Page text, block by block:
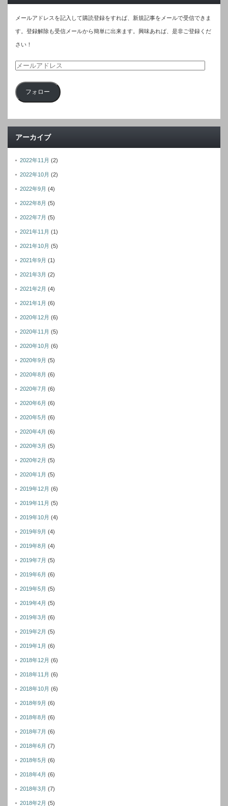
メールアドレスを記入して購読登録をすれば、新規記事をメールで受信できま
す。登録解除も受信メールから簡単に出来ます。興味あれば、是非ご登録くだ
さい！
メ
ル
ド
フォロー
アーカイブ
2022年11月 (2)
2022年10月 (2)
2022年9月 (4)
2022年8月 (5)
2022年7月 (5)
2021年11月 (1)
2021年10月 (5)
2021年9月 (1)
2021年3月 (2)
2021年2月 (4)
2021年1月 (6)
2020年12月 (6)
2020年11月 (5)
2020年10月 (6)
2020年9月 (5)
2020年8月 (6)
2020年7月 (6)
2020年6月 (6)
2020年5月 (6)
2020年4月 (6)
2020年3月 (5)
2020年2月 (5)
2020年1月 (5)
2019年12月 (6)
2019年11月 (5)
2019年10月 (4)
2019年9月 (4)
2019年8月 (4)
2019年7月 (5)
2019年6月 (6)
2019年5月 (5)
2019年4月 (5)
2019年3月 (6)
2019年2月 (5)
2019年1月 (6)
2018年12月 (6)
2018年11月 (6)
2018年10月 (6)
2018年9月 (6)
2018年8月 (6)
2018年7月 (6)
2018年6月 (7)
2018年5月 (6)
2018年4月 (6)
2018年3月 (7)
2018年2月 (5)